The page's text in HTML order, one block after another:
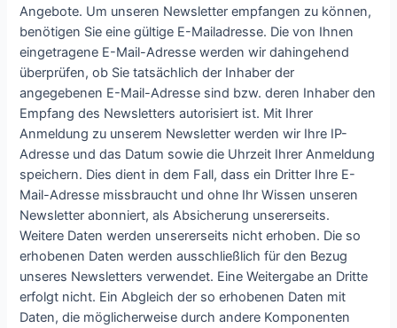
Angebote. Um unseren Newsletter empfangen zu können,
benötigen Sie eine gültige E-Mailadresse. Die von Ihnen
eingetragene E-Mail-Adresse werden wir dahingehend
überprüfen, ob Sie tatsächlich der Inhaber der
angegebenen E-Mail-Adresse sind bzw. deren Inhaber den
Empfang des Newsletters autorisiert ist. Mit Ihrer
Anmeldung zu unserem Newsletter werden wir Ihre IP-
Adresse und das Datum sowie die Uhrzeit Ihrer Anmeldung
speichern. Dies dient in dem Fall, dass ein Dritter Ihre E-
Mail-Adresse missbraucht und ohne Ihr Wissen unseren
Newsletter abonniert, als Absicherung unsererseits.
Weitere Daten werden unsererseits nicht erhoben. Die so
erhobenen Daten werden ausschließlich für den Bezug
unseres Newsletters verwendet. Eine Weitergabe an Dritte
erfolgt nicht. Ein Abgleich der so erhobenen Daten mit
Daten, die möglicherweise durch andere Komponenten